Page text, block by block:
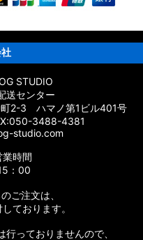
STUDIO
送センター
2-3 ハマノ第1ビル401号
3488-4381
studio.com
業時間
：00
ご注文は、
ております。
っておりませんので、